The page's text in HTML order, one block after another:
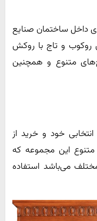
داخل ساختمان صنایع
روکوب و تاج با روکش
متنوع و همچنین
خود و خرید از
این مجموعه که
می‌باشد استفاده